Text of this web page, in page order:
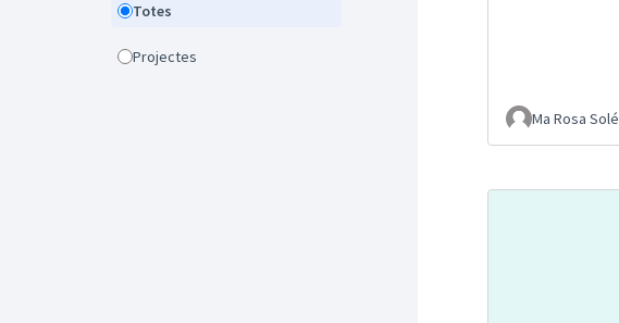
Totes
Projectes
Ma Rosa Solé